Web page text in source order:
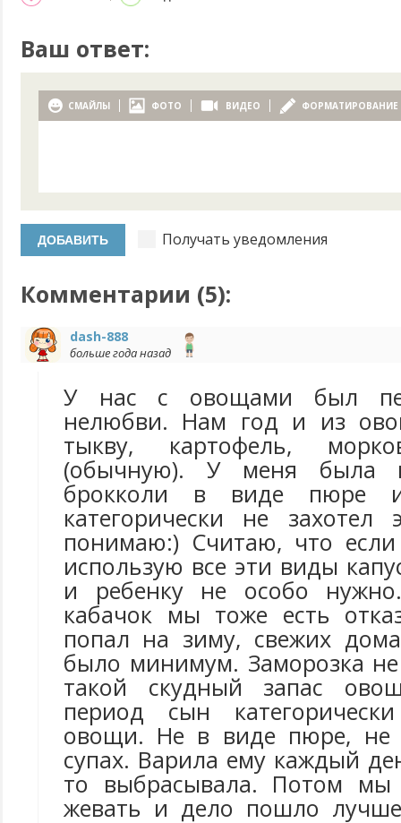
Ваш ответ:
СМАЙЛЫ ФОТО ВИДЕО ФОРМАТИРОВАНИЕ
Получать уведомления
Комментарии (5):
dash-888
больше года назад
У нас с овощами был
нелюбви. Нам год и из
тыкву, картофель,
(обычную). У меня была
брокколи в виде пюре
категорически не
понимаю:) Считаю, что
использую все эти виды
и ребенку не особо
кабачок мы тоже есть
попал на зиму, свежих
было минимум. Заморозка
такой скудный запас
период сын
овощи. Не в виде пюре, не
супах. Варила ему каждый
то выбрасывала. Потом мы
жевать и дело пошло